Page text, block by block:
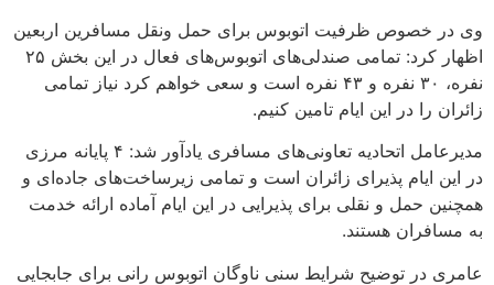
وی در خصوص ظرفیت اتوبوس برای حمل ونقل مسافرین اربعین
اظهار کرد: تمامی صندلی‌های اتوبوس‌های فعال در این بخش ۲۵
نفره، ۳۰ نفره و ۴۳ نفره است و سعی خواهم کرد نیاز تمامی
زائران را در این ایام تامین کنیم.
مدیرعامل اتحادیه تعاونی‌های مسافری یادآور شد: ۴ پایانه مرزی
در این ایام پذیرای زائران است و تمامی زیرساخت‌های جاده‌ای و
همچنین حمل و نقلی برای پذیرایی در این ایام آماده ارائه خدمت
به مسافران هستند.
عامری در توضیح شرایط سنی ناوگان اتوبوس رانی برای جابجایی